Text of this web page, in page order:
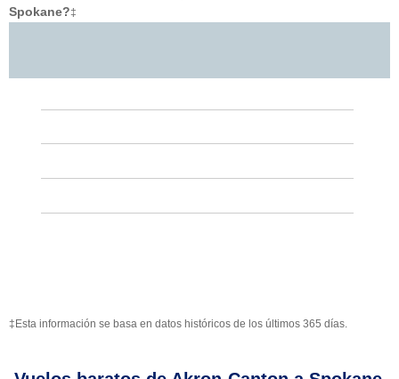
Spokane?‡
‡Esta información se basa en datos históricos de los últimos 365 días.